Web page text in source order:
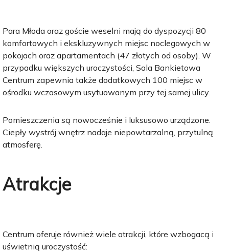
Para Młoda oraz goście weselni mają do dyspozycji 80
komfortowych i ekskluzywnych miejsc noclegowych w
pokojach oraz apartamentach (47 złotych od osoby). W
przypadku większych uroczystości, Sala Bankietowa
Centrum zapewnia także dodatkowych 100 miejsc w
ośrodku wczasowym usytuowanym przy tej samej ulicy.
Pomieszczenia są nowocześnie i luksusowo urządzone.
Ciepły wystrój wnętrz nadaje niepowtarzalną, przytulną
atmosferę.
Atrakcje
Centrum oferuje również wiele atrakcji, które wzbogacą i
uświetnią uroczystość: